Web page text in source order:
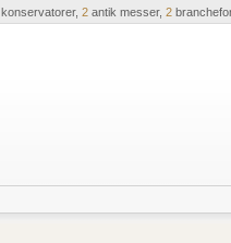
konservatorer, 2 antik messer, 2